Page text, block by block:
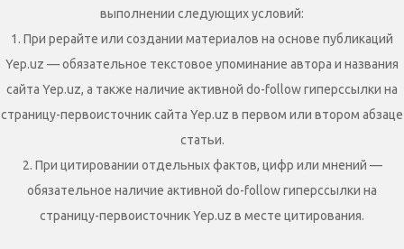
выполнении следующих условий:
1. При рерайте или создании материалов на основе публикаций
Yep.uz — обязательное текстовое упоминание автора и названия
сайта Yep.uz, а также наличие активной do-follow гиперссылки на
страницу-первоисточник сайта Yep.uz в первом или втором абзаце
статьи.
2. При цитировании отдельных фактов, цифр или мнений —
обязательное наличие активной do-follow гиперссылки на
страницу-первоисточник Yep.uz в месте цитирования.